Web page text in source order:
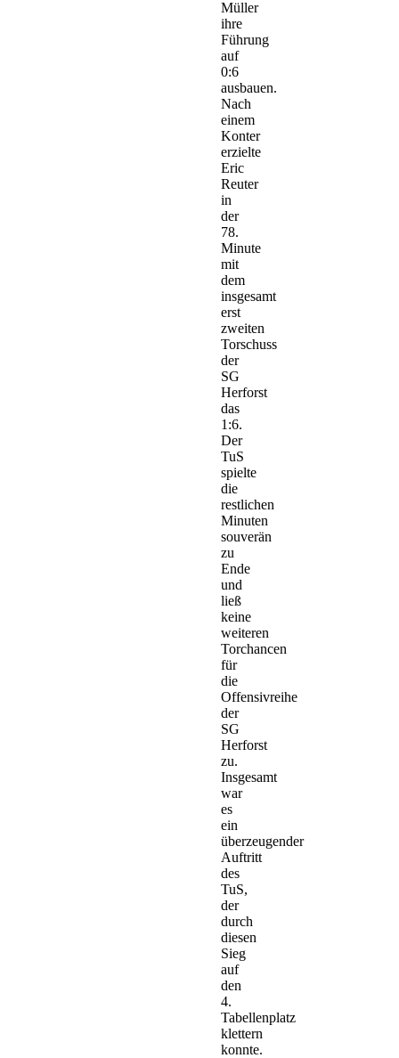
Müller
ihre
Führung
auf
0:6
ausbauen.
Nach
einem
Konter
erzielte
Eric
Reuter
in
der
78.
Minute
mit
dem
insgesamt
erst
zweiten
Torschuss
der
SG
Herforst
das
1:6.
Der
TuS
spielte
die
restlichen
Minuten
souverän
zu
Ende
und
ließ
keine
weiteren
Torchancen
für
die
Offensivreihe
der
SG
Herforst
zu.
Insgesamt
war
es
ein
überzeugender
Auftritt
des
TuS,
der
durch
diesen
Sieg
auf
den
4.
Tabellenplatz
klettern
konnte.